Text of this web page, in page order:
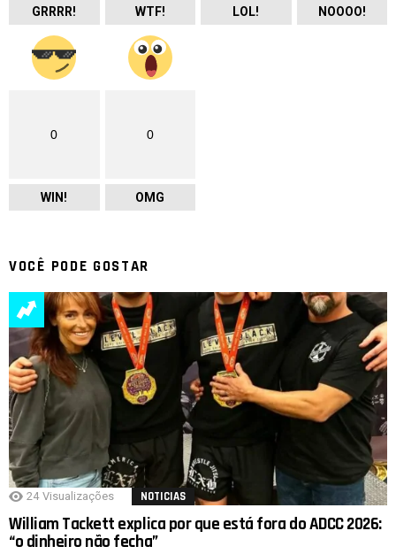
GRRRR! WTF! LOL! NOOOO!
0
WIN!
0
OMG
VOCÊ PODE GOSTAR
24 Visualizações NOTICIAS
William Tackett explica por que está fora do ADCC 2026:
“o dinheiro não fecha”